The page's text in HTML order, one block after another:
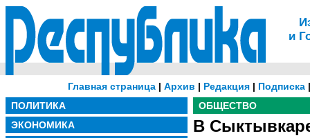
и
Главная страница | Архив | Редакция | Подписка
ПОЛИТИКА
ЭКОНОМИКА
ОБЩЕСТВО
В